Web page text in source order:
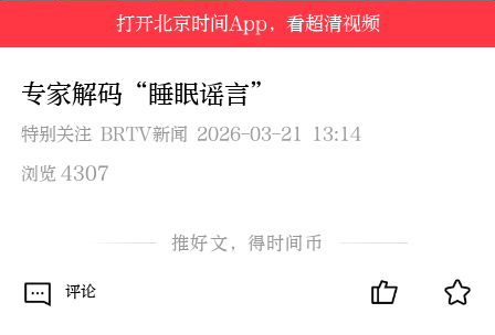
打开北京时间App，看超清视频
专家解码“睡眠谣言”
特别关注 BRTV新闻 2026-03-21 13:14
浏览 4307
推好文，得时间币
评论